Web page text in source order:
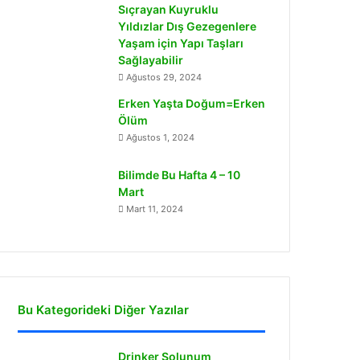
Sıçrayan Kuyruklu
Yıldızlar Dış Gezegenlere
Yaşam için Yapı Taşları
Sağlayabilir
Ağustos 29, 2024
Erken Yaşta Doğum=Erken
Ölüm
Ağustos 1, 2024
Bilimde Bu Hafta 4 – 10
Mart
Mart 11, 2024
Bu Kategorideki Diğer Yazılar
Drinker Solunum